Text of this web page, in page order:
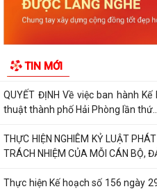
TIN MỚI
KHẢO SÁT, THĂM DÒ Ý KIẾN SAU
QUYỀN ĐỊA PHƯƠNG 02 CẤP
tư của cộng đồng các công trình,...
QUYẾT ĐỊNH Về việc ban hành
thuật thành phố Hải Phòng lần
THỰC HIỆN NGHIÊM KỶ LUẬT
TRÁCH NHIỆM CỦA MỖI CÁN BỘ,
Thực hiện Kế hoạch số 156 ngày